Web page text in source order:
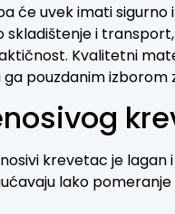
će uvek imati
i
Kvalitetni
pouzdanim izborom
krevetac je lagan
lako